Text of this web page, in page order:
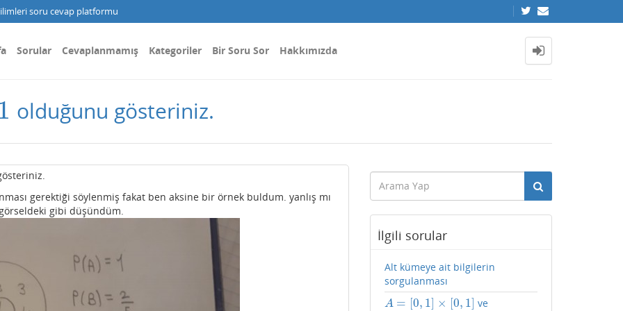
soru cevap platformu
Sorular Cevaplanmamış Kategoriler Bir Soru Sor Hakkımızda
1 olduğunu gösteriniz.
gerektiği söylenmiş fakat ben aksine bir örnek buldum. yanlış mı
gibi düşündüm.
İlgili sorular
Alt kümeye ait bilgilerin
sorgulanması
A = [0, 1] × [0, 1]
A= [0, ]×[ 0 ] ve